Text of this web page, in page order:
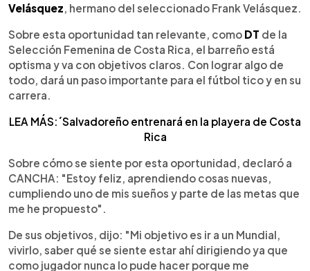
Velásquez , hermano del seleccionado Frank Velásquez.
Sobre esta oportunidad tan relevante, como DT de la
Selección Femenina de Costa Rica, el barreño está
optisma y va con objetivos claros. Con lograr algo de
todo, dará un paso importante para el fútbol tico y en su
carrera.
LEA MÁS:´Salvadoreño entrenará en la playera de Costa
Rica
Sobre cómo se siente por esta oportunidad, declaró a
CANCHA: "Estoy feliz, aprendiendo cosas nuevas,
cumpliendo uno de mis sueños y parte de las metas que
me he propuesto".
De sus objetivos, dijo: "Mi objetivo es ir a un Mundial,
vivirlo, saber qué se siente estar ahí dirigiendo ya que
como jugador nunca lo pude hacer porque me